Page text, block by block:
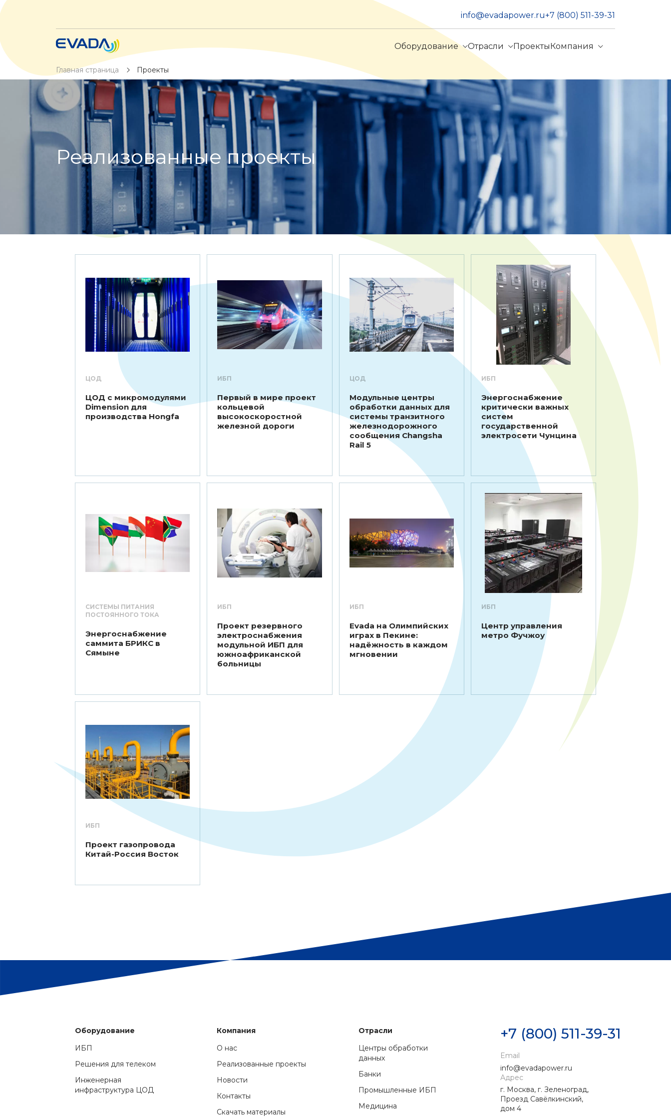
info@evadapower.ru+7 (800) 511-39-31
Оборудование Отрасли ПроектыКомпания
Главная страница Проекты
Реализованные проекты
ЦОД
ЦОД с микромодулями
Dimension для
производства Hongfa
ИБП
Первый в мире проект
кольцевой
высокоскоростной
железной дороги
ЦОД
Модульные центры
обработки данных для
системы транзитного
железнодорожного
сообщения Changsha
Rail 5
ИБП
Энергоснабжение
критически важных
систем
государственной
электросети Чунцина
СИСТЕМЫ ПИТАНИЯ
ПОСТОЯННОГО ТОКА
Энергоснабжение
саммита БРИКС в
Сямыне
ИБП
Проект резервного
электроснабжения
модульной ИБП для
южноафриканской
больницы
ИБП
Evada на Олимпийских
играх в Пекине:
надёжность в каждом
мгновении
ИБП
Центр управления
метро Фучжоу
ИБП
Проект газопровода
Китай-Россия Восток
Оборудование
ИБП
Решения для телеком
Инженерная
инфраструктура ЦОД
Компания
О нас
Реализованные проекты
Новости
Контакты
Скачать материалы
Отрасли
Центры обработки
данных
Банки
Промышленные ИБП
Медицина
+7 (800) 511-39-31
Email
info@evadapower.ru
Адрес
г. Москва, г. Зеленоград,
Проезд Савёлкинский,
дом 4